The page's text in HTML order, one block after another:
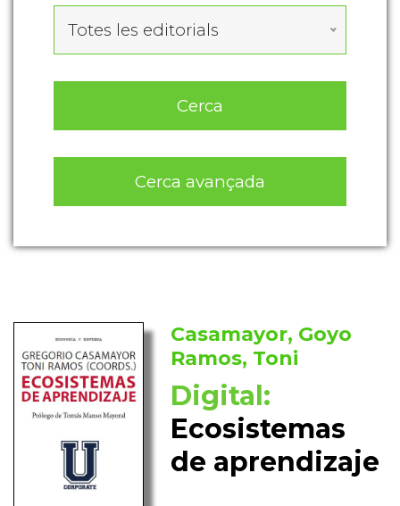
Totes les editorials
Cerca
Cerca avançada
Casamayor, Goyo
Ramos, Toni
Digital:
Ecosistemas
de aprendizaje